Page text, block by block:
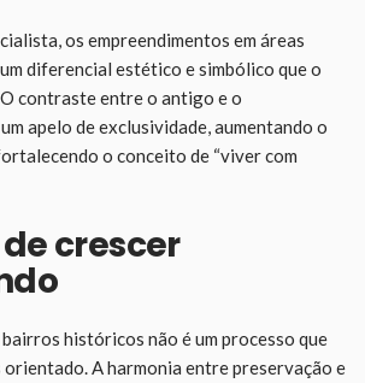
os empreendimentos em áreas
diferencial estético e simbólico que o
contraste entre o antigo e o
apelo de exclusividade, aumentando o
o conceito de “viver com
crescer
históricos não é um processo que
orientado. A harmonia entre preservação e